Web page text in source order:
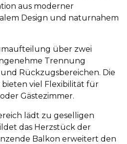
aus moderner
Design und naturnahem
über zwei
Trennung
Rückzugsbereichen. Die
viel Flexibilität für
Gästezimmer.
lädt zu geselligen
das Herzstück der
Balkon erweitert den